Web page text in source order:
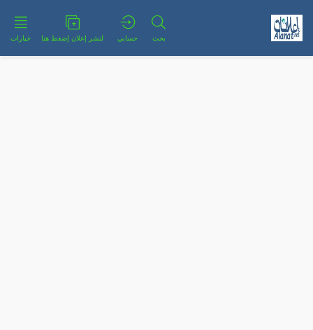
بحث حسابي لنشر إعلان إضغط هنا خيارات